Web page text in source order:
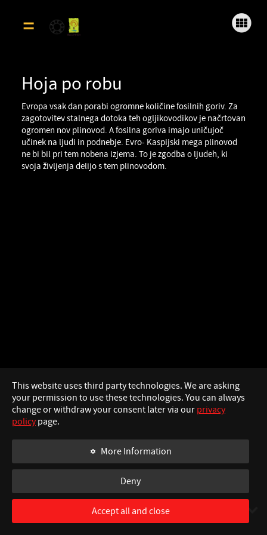
Úvod
Hoja po robu
Evropa vsak dan porabi ogromne količine fosilnih goriv. Za
zagotovitev stalnega dotoka teh ogljikovodikov je načrtovan
ogromen nov plinovod. A fosilna goriva imajo uničujoč
učinek na ljudi in podnebje. Evro- Kaspijski mega plinovod
ne bi bil pri tem nobena izjema. To je zgodba o ljudeh, ki
svoja življenja delijo s tem plinovodom.
Italija
Londýn
SWIPE TO CONTINUE
This website uses third party technologies. We are asking
your permission to use these technologies. You can always
change or withdraw your consent later via our privacy
policypage.
More Information
Deny
Accept all and close